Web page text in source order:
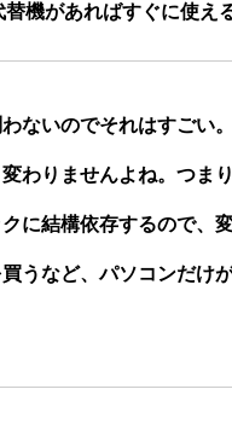
機があればすぐに使え
ないのでそれはすごい
わりませんよね。つま
に結構依存するので、
うなど、パソコンだけ